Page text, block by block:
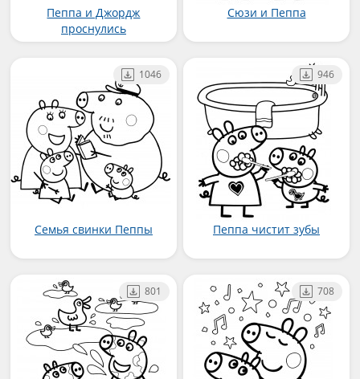
Пеппа и Джордж
проснулись
Сюзи и Пеппа
Семья свинки Пеппы
1046
Пеппа чистит зубы
946
801 708